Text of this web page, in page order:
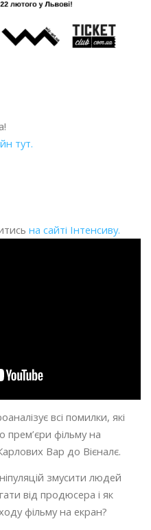
тут.
на сайті Інтенсиву.
всі помилки, які
прем’єри фільму на
Вар до Вієналє.
змусити людей
від продюсера і як
фільму на екран?